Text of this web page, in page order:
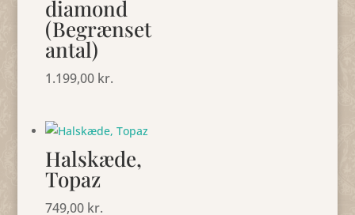
diamond
(Begrænset
antal)
1.199,00 kr.
Halskæde,
Topaz
749,00 kr.